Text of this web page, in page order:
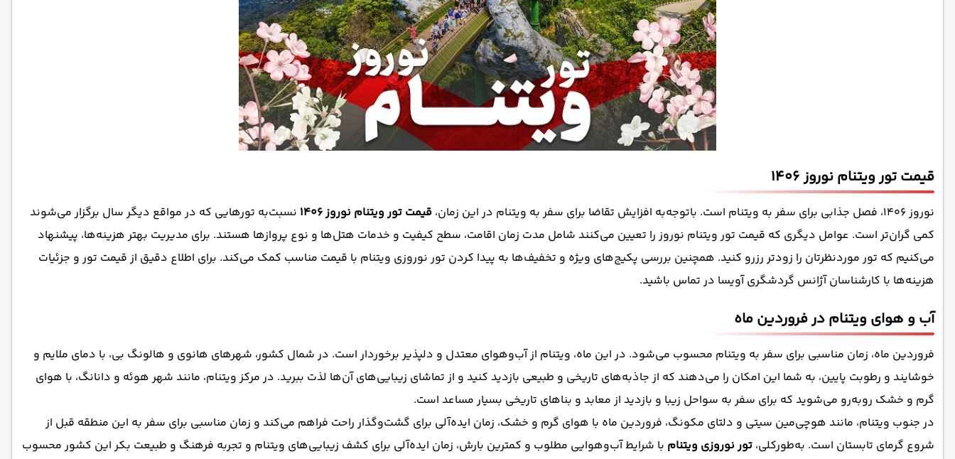
قیمت تور ویتنام نوروز 1406
نوروز 1406، فصل جذابی برای سفر به ویتنام است. با‌توجه‌به افزایش تقاضا برای سفر به ویتنام در این زمان، قیمت تور ویتنام نوروز 1406
نسبت‌به تورهایی که در مواقع دیگر سال برگزار می‌شوند
کمی گران‌تر است. عوامل دیگری که قیمت تور ویتنام نوروز را تعیین می‌کنند شامل مدت زمان اقامت، سطح کیفیت و خدمات هتل‌ها و نوع پروازها هستند. برای مدیریت بهتر هزینه‌ها، پیشنهاد
می‌کنیم که تور مورد‌نظرتان را زودتر رزرو کنید. همچنین بررسی پکیج‌های ویژه و تخفیف‌ها به پیدا کردن تور نوروزی ویتنام با قیمت مناسب کمک می‌کند. برای اطلاع دقیق از قیمت تور و جزئیات
هزینه‌ها با کارشناسان آژانس گردشگری آویسا در تماس باشید.
آب و هوای ویتنام در فروردین ماه
فروردین ماه، زمان مناسبی برای سفر به ویتنام محسوب می‌شود. در این ماه، ویتنام از آب‌و‌هوای معتدل و دلپذیر برخوردار است. در شمال کشور، شهرهای هانوی و هالونگ بی، با دمای ملایم و
خوشایند و رطوبت پایین، به شما این امکان را می‌دهند که از جاذبه‌های تاریخی و طبیعی بازدید کنید و از تماشای زیبایی‌های آن‌ها لذت ببرید. در مرکز ویتنام، مانند شهر هوئه و دانانگ، با هوای
گرم و خشک روبه‌رو می‌شوید که برای سفر به سواحل زیبا و بازدید از معابد و بناهای تاریخی بسیار مساعد است.
در جنوب ویتنام، مانند هوچی‌مین سیتی و دلتای مکونگ، فروردین ماه با هوای گرم و خشک، زمان ایده‌آلی برای گشت‌وگذار راحت فراهم می‌کند و زمان مناسبی برای سفر به این منطقه قبل از
شروع گرمای تابستان است. به‌طورکلی، تور نوروزی ویتنام با شرایط آب‌و‌هوایی مطلوب و کمترین بارش، زمان ایده‌آلی برای کشف زیبایی‌های ویتنام و تجربه فرهنگ و طبیعت بکر این کشور محسوب